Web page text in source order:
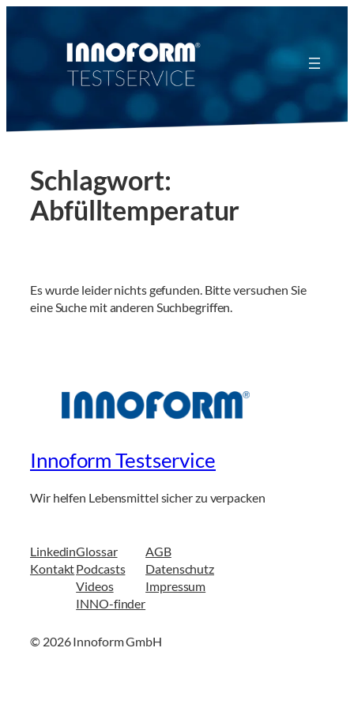
Schlagwort:
Abfülltemperatur
Es wurde leider nichts gefunden. Bitte versuchen Sie
eine Suche mit anderen Suchbegriffen.
Innoform Testservice
Wir helfen Lebensmittel sicher zu verpacken
Linkedin
Kontakt
Glossar
Podcasts
Videos
INNO-finder
AGB
Datenschutz
Impressum
© 2026 Innoform GmbH